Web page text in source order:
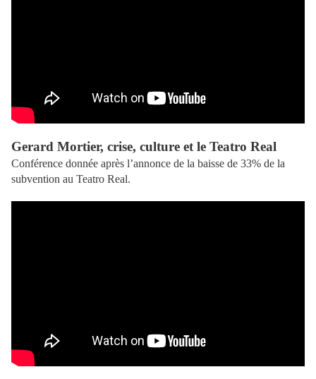
Gerard Mortier, crise, culture et le Teatro Real
Conférence donnée après l’annonce de la baisse de 33% de la
subvention au Teatro Real.